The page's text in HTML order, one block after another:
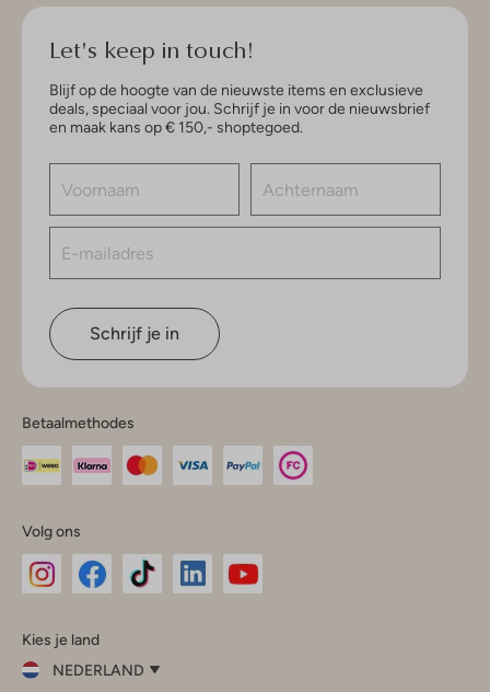
Let's keep in touch!
Blijf op de hoogte van de nieuwste items en exclusieve
deals, speciaal voor jou. Schrijf je in voor de nieuwsbrief
en maak kans op € 150,- shoptegoed.
Schrijf je in
Betaalmethodes
Volg ons
InstagramFacebook
Kies je land
NEDERLAND